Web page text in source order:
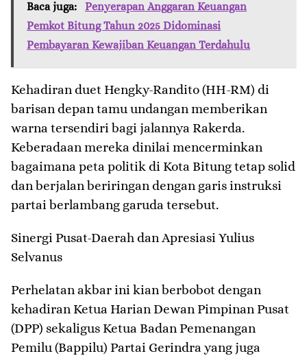
Baca juga:
Penyerapan Anggaran Keuangan
Pemkot Bitung Tahun 2025 Didominasi
Pembayaran Kewajiban Keuangan Terdahulu
​Kehadiran duet Hengky-Randito (HH-RM) di
barisan depan tamu undangan memberikan
warna tersendiri bagi jalannya Rakerda.
Keberadaan mereka dinilai mencerminkan
bagaimana peta politik di Kota Bitung tetap solid
dan berjalan beriringan dengan garis instruksi
partai berlambang garuda tersebut.
​Sinergi Pusat-Daerah dan Apresiasi Yulius
Selvanus
​Perhelatan akbar ini kian berbobot dengan
kehadiran Ketua Harian Dewan Pimpinan Pusat
(DPP) sekaligus Ketua Badan Pemenangan
Pemilu (Bappilu) Partai Gerindra yang juga